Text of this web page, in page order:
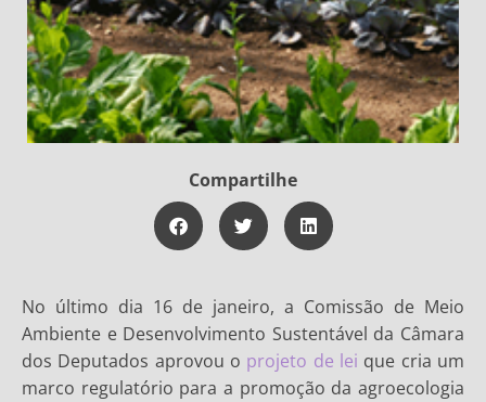
Compartilhe
No último dia 16 de janeiro, a Comissão de Meio
Ambiente e Desenvolvimento Sustentável da Câmara
dos Deputados aprovou o projeto de lei que cria um
marco regulatório para a promoção da agroecologia